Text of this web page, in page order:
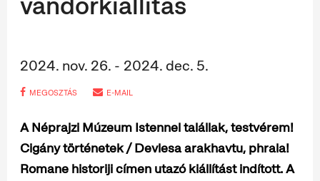
2024. nov. 26. - 2024. dec. 5.
MEGOSZTÁS E-MAIL
A Néprajzi Múzeum Istennel talállak, testvérem!
Cigány történetek / Devlesa arakhavtu, phrala!
Romane historiji címen utazó kiállítást indított. A